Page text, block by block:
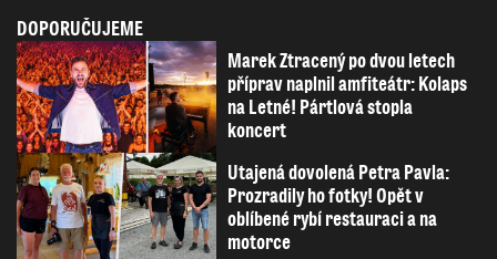
DOPORUČUJEME
Marek Ztracený po dvou letech
příprav naplnil amfiteátr: Kolaps
na Letné! Pártlová stopla
koncert
Utajená dovolená Petra Pavla:
Prozradily ho fotky! Opět v
oblíbené rybí restauraci a na
motorce